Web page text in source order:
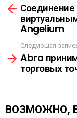
Л
К
А
м
т
е
Соединение
Angelium
Следующая
Abra
торговых
ВОЗМОЖНО,